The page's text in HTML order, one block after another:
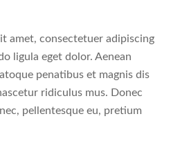
amet, consectetuer adipiscing
ligula eget dolor. Aenean
penatibus et magnis dis
ridiculus mus. Donec
pellentesque eu, pretium